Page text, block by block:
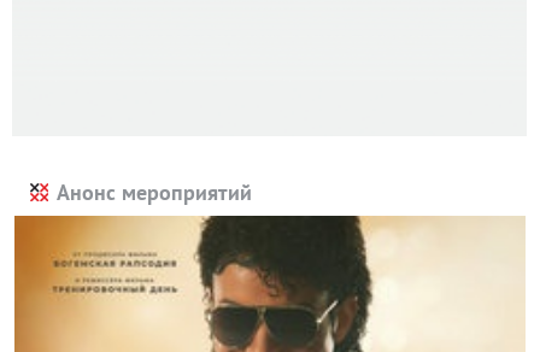
Анонс мероприятий